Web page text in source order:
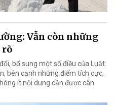
Vẫn còn những
rõ
bổ sung một số điều của Luật
bên cạnh những điểm tích cực,
ít nội dung cần được cân